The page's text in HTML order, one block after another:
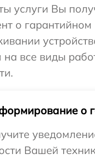
услуги Вы
о гарантийном
на все виды
о
Вашей